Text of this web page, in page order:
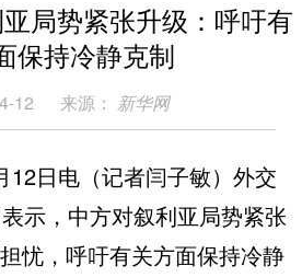
局势紧张升级：呼吁有
保持冷静克制
12 来源： 新华网
日电（记者闫子敏）外交
示，中方对叙利亚局势紧张
忧，呼吁有关方面保持冷静